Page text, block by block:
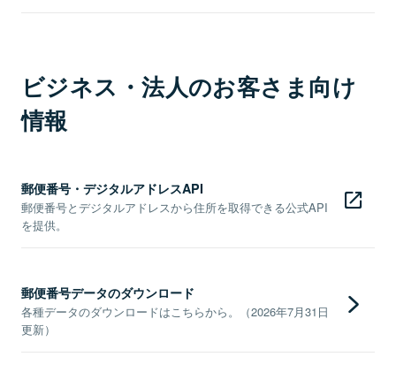
ビジネス・法人のお客さま向け
情報
郵便番号・デジタルアドレスAPI
郵便番号とデジタルアドレスから住所を取得できる公式API
を提供。
郵便番号データのダウンロード
各種データのダウンロードはこちらから。（2026年7月31日
更新）